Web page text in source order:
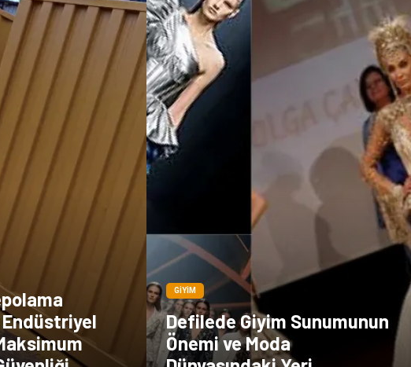
GIYIM
Defilede Giyim Sunumunun
Önemi ve Moda